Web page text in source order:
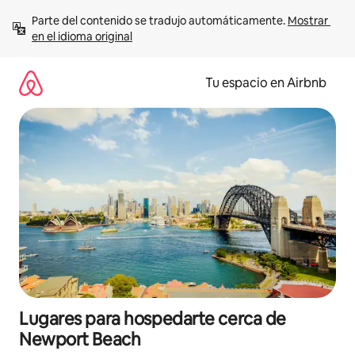
contenido
Parte del contenido se tradujo automáticamente. Mostrar
en el idioma original
Tu espacio en Airbnb
Lugares para hospedarte cerca de
Newport Beach